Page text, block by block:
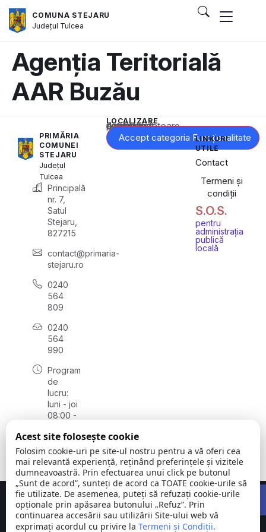
COMUNA STEJARU
Județul Tulcea
Agenția Teritorială
AAR Buzău
PRIMĂRIA
COMUNEI
STEJARU
Județul
Tulcea
Principală
nr. 7,
Satul
Stejaru,
827215
contact@primaria-
stejaru.ro
0240
564
809
0240
564
990
Program
de
lucru:
luni - joi
08:00 -
vineri
08:00 -
14:00
LOCALIZARE
Acest conținut este blocat până când acceptați categoria corespunzătoare de cookie-uri.
Accept categoria Funcționalitate
LINKURI
UTILE
Contact
Termeni și
condiții
S.O.S.
pentru
administrația
publică
locală
Comuna © Toate
Concept realizat deBig Media Relații Publice SRL
Acest site folosește cookie
Folosim cookie-uri pe site-ul nostru pentru a vă oferi cea
mai relevantă experiență, reținând preferințele și vizitele
dumneavoastră. Prin efectuarea unui click pe butonul
„Sunt de acord”, sunteți de acord ca TOATE cookie-urile să
fie utilizate. De asemenea, puteți să refuzați cookie-urile
opționale prin apăsarea butonului „Refuz”. Prin
continuarea accesării sau utilizării Site-ului web vă
exprimați acordul cu privire la Termeni și Condiții.